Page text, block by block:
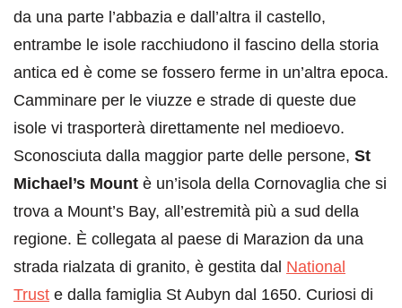
da una parte l’abbazia e dall’altra il castello,
entrambe le isole racchiudono il fascino della storia
antica ed è come se fossero ferme in un’altra epoca.
Camminare per le viuzze e strade di queste due
isole vi trasporterà direttamente nel medioevo.
Sconosciuta dalla maggior parte delle persone, St
Michael’s Mount è un’isola della Cornovaglia che si
trova a Mount’s Bay, all’estremità più a sud della
regione. È collegata al paese di Marazion da una
strada rialzata di granito, è gestita dal National
Trust e dalla famiglia St Aubyn dal 1650. Curiosi di